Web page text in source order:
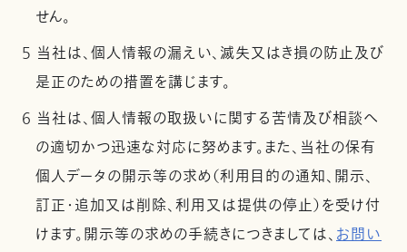
せん。
5 当社は、個人情報の漏えい、滅失又はき損の防止及び
是正のための措置を講じます。
6 当社は、個人情報の取扱いに関する苦情及び相談へ
の適切かつ迅速な対応に努めます。また、当社の保有
個人データの開示等の求め（利用目的の通知、開示、
訂正・追加又は削除、利用又は提供の停止）を受け付
けます。開示等の求めの手続きにつきましては、お問い